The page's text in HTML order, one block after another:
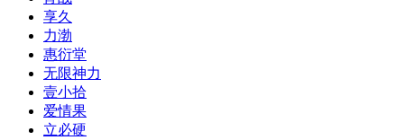
享久
力渤
惠衍堂
无限神力
壹小拾
爱情果
立必硬